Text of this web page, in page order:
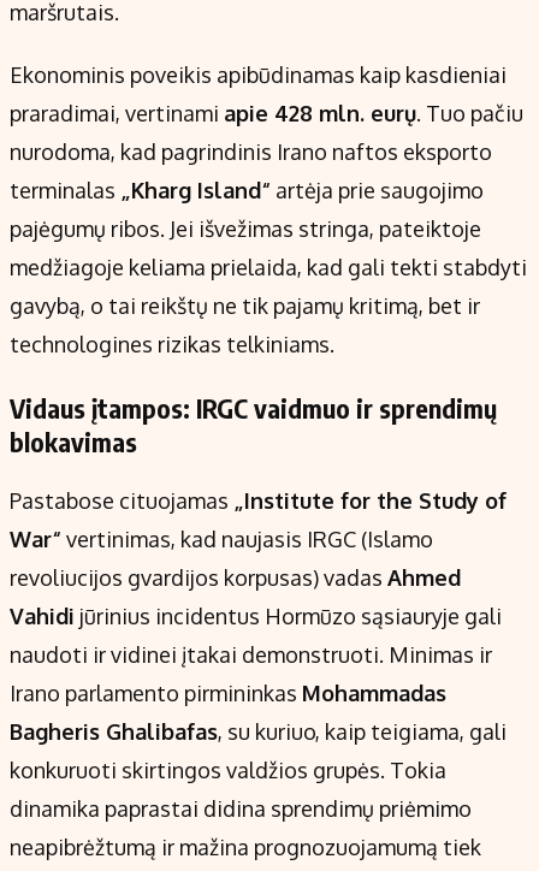
maršrutais.
Ekonominis poveikis apibūdinamas kaip kasdieniai
praradimai, vertinami apie 428 mln. eurų. Tuo pačiu
nurodoma, kad pagrindinis Irano naftos eksporto
terminalas „Kharg Island“ artėja prie saugojimo
pajėgumų ribos. Jei išvežimas stringa, pateiktoje
medžiagoje keliama prielaida, kad gali tekti stabdyti
gavybą, o tai reikštų ne tik pajamų kritimą, bet ir
technologines rizikas telkiniams.
Vidaus įtampos: IRGC vaidmuo ir sprendimų
blokavimas
Pastabose cituojamas „Institute for the Study of
War“ vertinimas, kad naujasis IRGC (Islamo
revoliucijos gvardijos korpusas) vadas Ahmed
Vahidi jūrinius incidentus Hormūzo sąsiauryje gali
naudoti ir vidinei įtakai demonstruoti. Minimas ir
Irano parlamento pirmininkas Mohammadas
Bagheris Ghalibafas, su kuriuo, kaip teigiama, gali
konkuruoti skirtingos valdžios grupės. Tokia
dinamika paprastai didina sprendimų priėmimo
neapibrėžtumą ir mažina prognozuojamumą tiek